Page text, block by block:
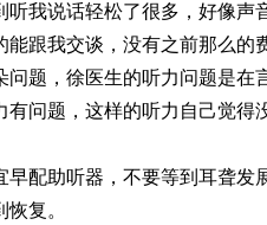
我说话轻松了很多，好像声
跟我交谈，没有之前那么的
题，徐医生的听力问题是在
问题，这样的听力自己觉得
配助听器，不要等到耳聋发
复。